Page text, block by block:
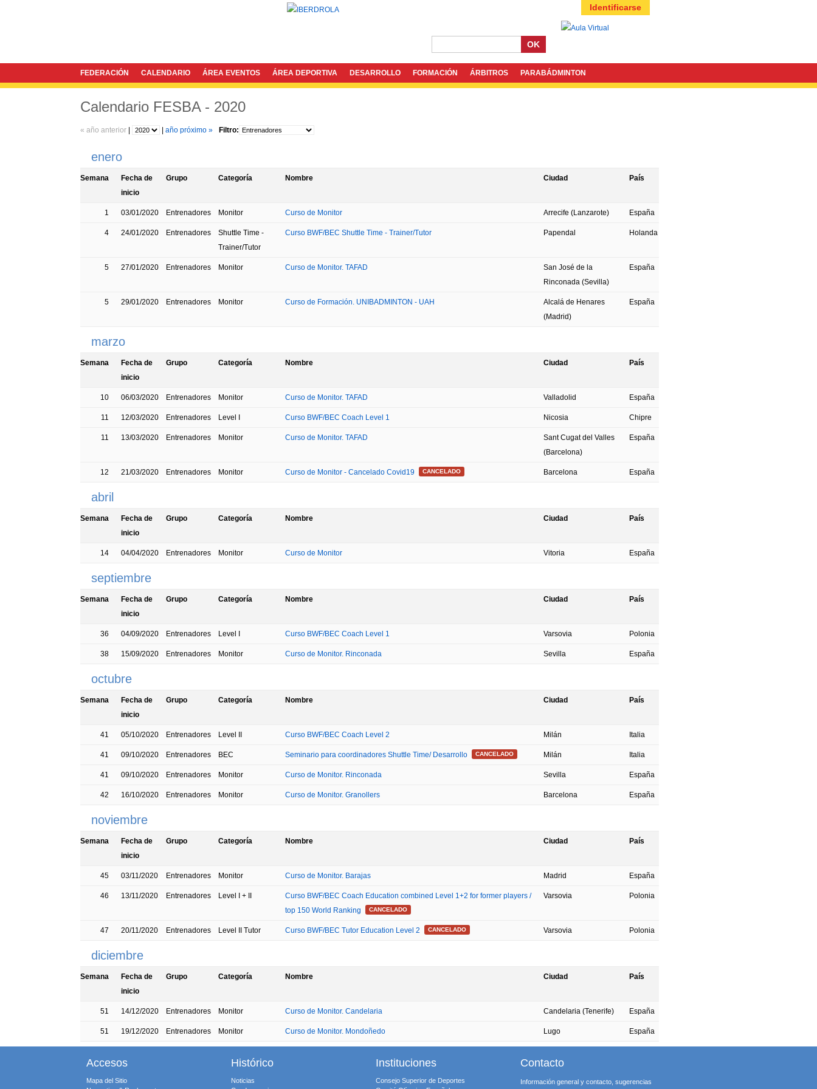
Identificarse
OK
FEDERACIÓN CALENDARIO ÁREA EVENTOS ÁREA DEPORTIVA DESARROLLO FORMACIÓN ÁRBITROS PARABÁDMINTON
Calendario FESBA - 2020
« año anterior año próximo » Filtro:
enero
Semana
Fecha de
inicio
Grupo Categoría Nombre Ciudad País
1 03/01/2020 Entrenadores Monitor Curso de Monitor Arrecife (Lanzarote) España
4 24/01/2020 Entrenadores
Shuttle Time -
Trainer/Tutor
Curso BWF/BEC Shuttle Time - Trainer/Tutor Papendal Holanda
5 27/01/2020 Entrenadores Monitor Curso de Monitor. TAFAD
San José de la
Rinconada (Sevilla)
España
5 29/01/2020 Entrenadores Monitor Curso de Formación. UNIBADMINTON - UAH
Alcalá de Henares
(Madrid)
España
marzo
Semana
Fecha de
inicio
Grupo Categoría Nombre Ciudad País
10 06/03/2020 Entrenadores Monitor Curso de Monitor. TAFAD Valladolid España
11 12/03/2020 Entrenadores Level I Curso BWF/BEC Coach Level 1 Nicosia Chipre
11 13/03/2020 Entrenadores Monitor Curso de Monitor. TAFAD
Sant Cugat del Valles
(Barcelona)
España
12 21/03/2020 Entrenadores Monitor Curso de Monitor - Cancelado Covid19 CANCELADO Barcelona España
abril
Semana
Fecha de
inicio
Grupo Categoría Nombre Ciudad País
14 04/04/2020 Entrenadores Monitor Curso de Monitor Vitoria España
septiembre
Semana
Fecha de
inicio
Grupo Categoría Nombre Ciudad País
36 04/09/2020 Entrenadores Level I Curso BWF/BEC Coach Level 1 Varsovia Polonia
38 15/09/2020 Entrenadores Monitor Curso de Monitor. Rinconada Sevilla España
octubre
Semana
Fecha de
inicio
Grupo Categoría Nombre Ciudad País
41 05/10/2020 Entrenadores Level II Curso BWF/BEC Coach Level 2 Milán Italia
41 09/10/2020 Entrenadores BEC Seminario para coordinadores Shuttle Time/ Desarrollo CANCELADO Milán Italia
41 09/10/2020 Entrenadores Monitor Curso de Monitor. Rinconada Sevilla España
42 16/10/2020 Entrenadores Monitor Curso de Monitor. Granollers Barcelona España
noviembre
Semana
Fecha de
inicio
Grupo Categoría Nombre Ciudad País
45 03/11/2020 Entrenadores Monitor Curso de Monitor. Barajas Madrid España
46 13/11/2020 Entrenadores Level I + II
Curso BWF/BEC Coach Education combined Level 1+2 for former players /
top 150 World Ranking
CANCELADO
Varsovia Polonia
47 20/11/2020 Entrenadores Level II Tutor Curso BWF/BEC Tutor Education Level 2 CANCELADO Varsovia Polonia
diciembre
Semana
Fecha de
inicio
Grupo Categoría Nombre Ciudad País
51 14/12/2020 Entrenadores Monitor Curso de Monitor. Candelaria Candelaria (Tenerife) España
51 19/12/2020 Entrenadores Monitor Curso de Monitor. Mondoñedo Lugo España
Accesos
Mapa del Sitio
Histórico
Noticias
Instituciones
Consejo Superior de Deportes
Contacto
Información general y contacto, sugerencias